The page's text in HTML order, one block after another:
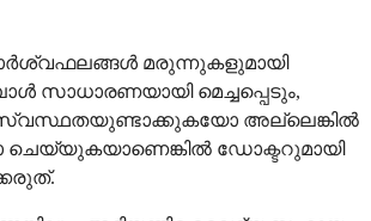
മരുന്നുകളുമായി
സാധാരണയായി മെച്ചപ്പെടും,
അല്ലെങ്കിൽ
ചെയ്യുകയാണെങ്കിൽ ഡോക്ടറുമായി